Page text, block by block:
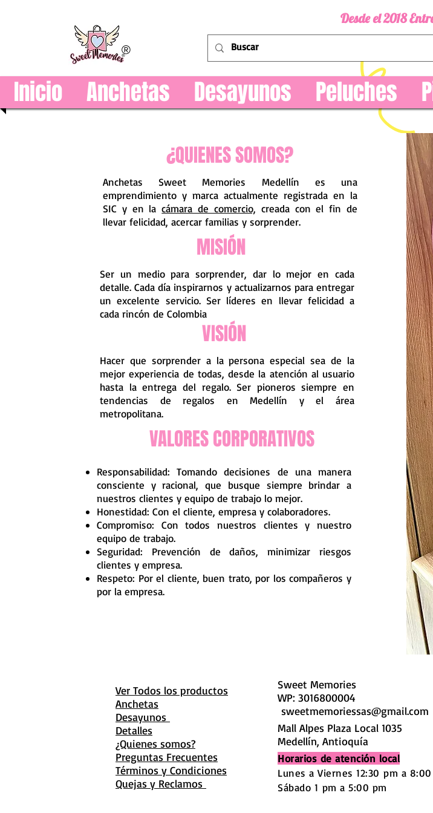
Desde el 2018
®
Inicio Anchetas Desayunos Peluches
¿QUIENES SOMOS?
Anchetas Sweet Memories Medellín es una
emprendimiento y marca actualmente registrada en la
SIC y en lacámara de comercio, creada con el fin de
llevar felicidad, acercar familias y sorprender.
MISIÓN
Ser un medio para sorprender, dar lo mejor en cada
detalle. Cada día inspirarnos y actualizarnos para entregar
un excelente servicio. Ser líderes en llevar felicidad a
cada rincón de Colombia
VISIÓN
Hacer que sorprender a la persona especial sea de la
mejor experiencia de todas, desde la atención al usuario
hasta la entrega del regalo. Ser pioneros siempre en
tendencias de regalos en Medellín y el área
metropolitana.
VALORES CORPORATIVOS
Responsabilidad: Tomando decisiones de una manera
consciente y racional, que busque siempre brindar a
nuestros clientes y equipo de trabajo lo mejor.
Honestidad: Con el cliente, empresa y colaboradores.
Compromiso: Con todos nuestros clientes y nuestro
equipo de trabajo.
Seguridad: Prevención de daños, minimizar riesgos
clientes y empresa.
Respeto: Por el cliente, buen trato, por los compañeros y
por la empresa.
Ver Todos los productos
Anchetas
Desayunos
Detalles
¿Quienes somos?
Preguntas Frecuentes
Términos y Condiciones
Quejas y Reclamos
Mall Alpes Plaza Local 1035
Medellín, Antioquía
Horarios de atención local
Lunes a Viernes 12:30 pm a
Sábado 1 pm a 5:00 pm
Sweet Memories
WP: 3016800004
sweetmemoriessas@gmail.com